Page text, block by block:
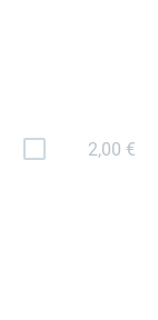
2,00 €